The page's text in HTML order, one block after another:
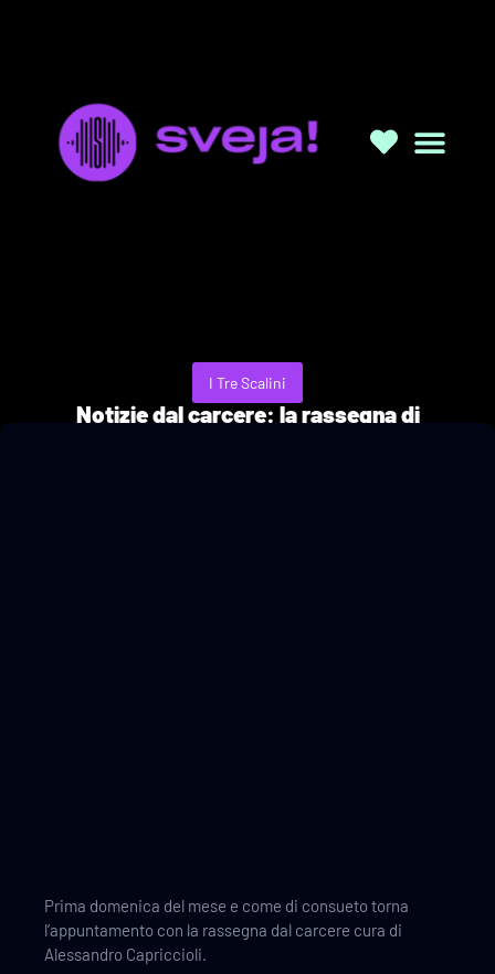
I Tre Scalini
Notizie dal carcere: la rassegna di
Prima domenica del mese e come di consueto torna
l’appuntamento con la rassegna dal carcere cura di
Alessandro Capriccioli.